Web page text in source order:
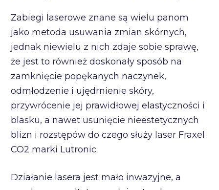
Zabiegi laserowe znane są wielu panom
jako metoda usuwania zmian skórnych,
jednak niewielu z nich zdaje sobie sprawę,
że jest to również doskonały sposób na
zamknięcie popękanych naczynek,
odmłodzenie i ujędrnienie skóry,
przywrócenie jej prawidłowej elastyczności i
blasku, a nawet usunięcie nieestetycznych
blizn i rozstępów do czego służy laser Fraxel
CO2 marki Lutronic.
Działanie lasera jest mało inwazyjne, a